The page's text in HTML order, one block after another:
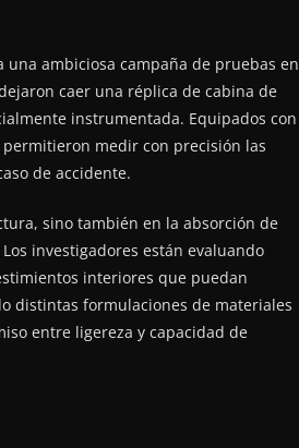
una ambiciosa campaña de pruebas en
caer una réplica de cabina de
instrumentada. Equipados con
medir con precisión las
de accidente.
sino también en la absorción de
investigadores están evaluando
interiores que puedan
distintas formulaciones de materiales
entre ligereza y capacidad de